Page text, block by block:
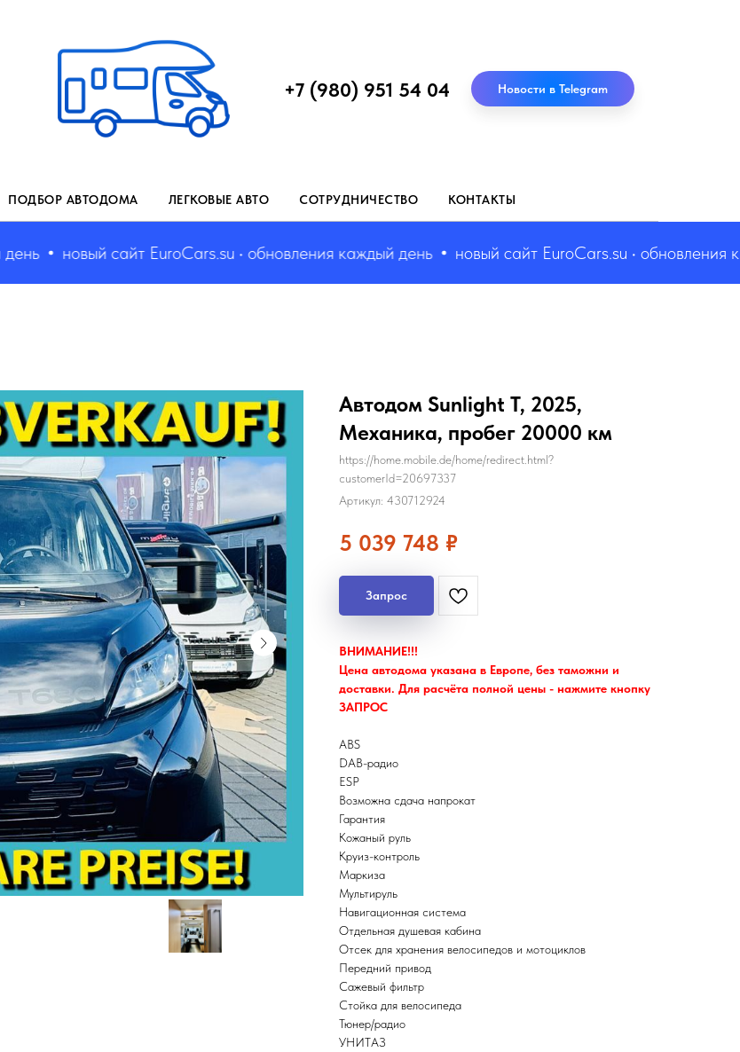
+7 (980) 951 54 04 Новости в Telegram
ПОДБОР АВТОДОМА ЛЕГКОВЫЕ АВТО СОТРУДНИЧЕСТВО КОНТАКТЫ
новый сайт EuroCars.su • обновления каждый день новый сайт EuroCars.su • обновления
Автодом Sunlight T, 2025,
Механика, пробег 20000 км
https://home.mobile.de/home/redirect.html?
customerId=20697337
Артикул: 430712924
5 039 748 ₽
Запрос
ВНИМАНИЕ!!!
Цена автодома указана в Европе, без таможни и
доставки. Для расчёта полной цены - нажмите кнопку
ЗАПРОС
ABS
DAB-радио
ESP
Возможна сдача напрокат
Гарантия
Кожаный руль
Круиз-контроль
Маркиза
Мультируль
Навигационная система
Отдельная душевая кабина
Отсек для хранения велосипедов и мотоциклов
Передний привод
Сажевый фильтр
Стойка для велосипеда
Тюнер/радио
УНИТАЗ